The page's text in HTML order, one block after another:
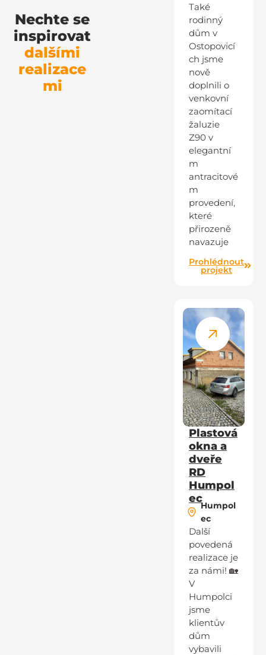
Nechte se
inspirovat
dalšími
realizace
mi
Také
rodinný
dům v
Ostopovicí
ch jsme
nově
doplnili o
venkovní
zaomítací
žaluzie
Z90 v
elegantní
m
antracitové
m
provedení,
které
přirozeně
navazuje
Prohlédnout
projekt
Plastová
okna a
dveře
RD
Humpol
ec
Humpol
ec
Další
povedená
realizace je
za námi! 🏡
V
Humpolci
jsme
klientův
dům
vybavili